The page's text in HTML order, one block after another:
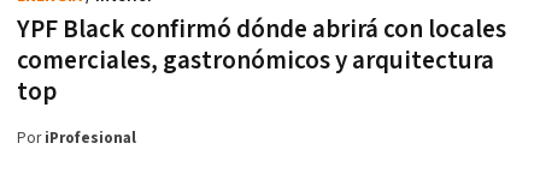
YPF Black confirmó dónde abrirá con locales
comerciales, gastronómicos y arquitectura
top
PoriProfesional